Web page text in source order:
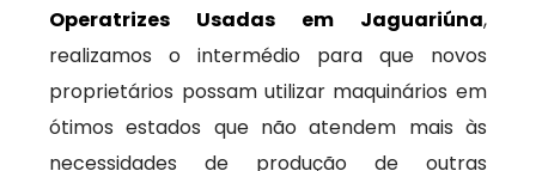
Operatrizes Usadas em Jaguariúna,
realizamos o intermédio para que novos
proprietários possam utilizar maquinários em
ótimos estados que não atendem mais às
necessidades de produção de outras